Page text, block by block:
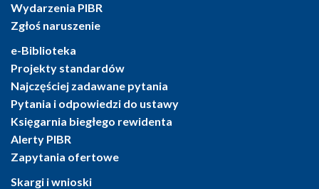
Wydarzenia PIBR
Zgłoś naruszenie
e-Biblioteka
Projekty standardów
Najczęściej zadawane pytania
Pytania i odpowiedzi do ustawy
Księgarnia biegłego rewidenta
Alerty PIBR
Zapytania ofertowe
Skargi i wnioski